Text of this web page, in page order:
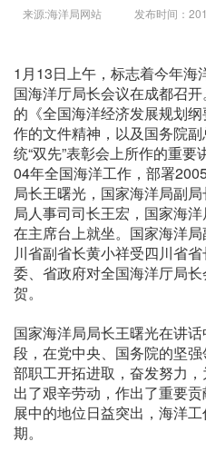
来源:海洋局网站 发布时间：
1月13日上午，标志着今年海
国海洋厅局长会议在成都召
的《全国海洋经济发展规划
作的文件精神，以及国务院
统“双先”表彰会上所作的重
04年全国海洋工作，部署
局长王曙光，国家海洋局副
局人事司司长王宏，国家海
在主席台上就坐。国家海洋
川省副省长黄小祥受四川省
委、省政府对全国海洋厅局
贺。
国家海洋局局长王曙光在讲
段，在党中央、国务院的坚
部职工开拓进取，奋发努力
出了艰辛劳动，作出了重要
展中的地位日益突出，海洋
期。